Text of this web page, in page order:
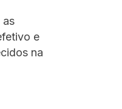
as
e
na